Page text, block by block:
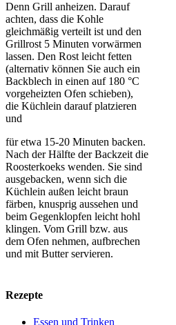
Denn Grill anheizen. Darauf
achten, dass die Kohle
gleichmäßig verteilt ist und den
Grillrost 5 Minuten vorwärmen
lassen. Den Rost leicht fetten
(alternativ können Sie auch ein
Backblech in einen auf 180 °C
vorgeheizten Ofen schieben),
die Küchlein darauf platzieren
und
für etwa 15-20 Minuten backen.
Nach der Hälfte der Backzeit die
Roosterkoeks wenden. Sie sind
ausgebacken, wenn sich die
Küchlein außen leicht braun
färben, knusprig aussehen und
beim Gegenklopfen leicht hohl
klingen. Vom Grill bzw. aus
dem Ofen nehmen, aufbrechen
und mit Butter servieren.
Rezepte
Essen und Trinken